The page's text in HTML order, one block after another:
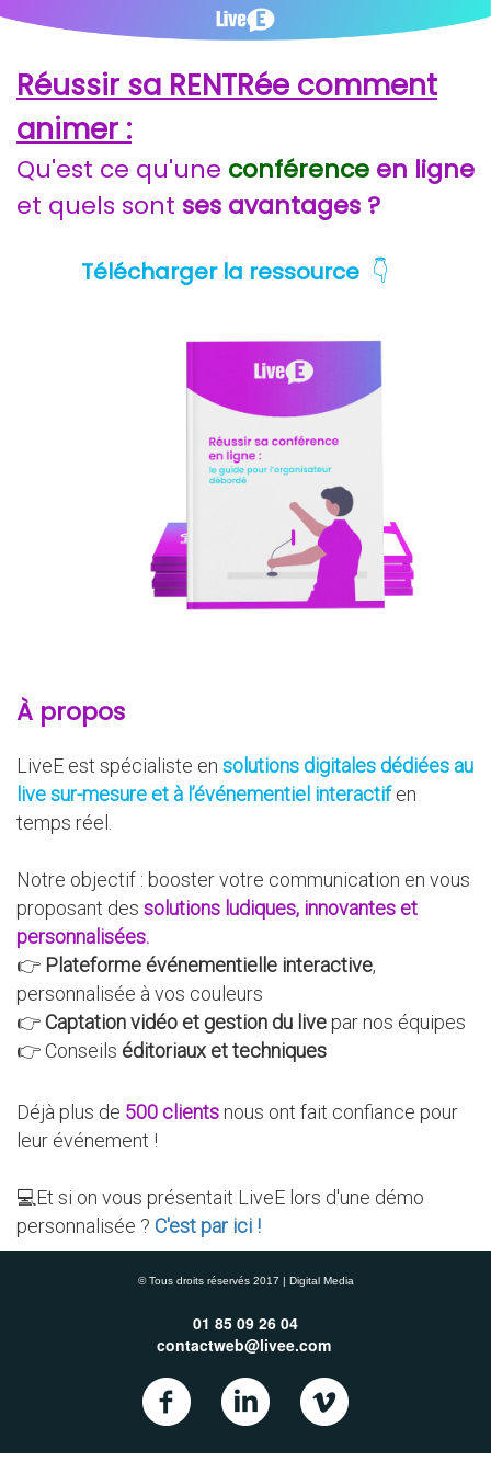
Réussir sa RENTRée comment
animer :
Qu'est ce qu'une conférence en ligne
et quels sont ses avantages ?
Télécharger la ressource 👇
À propos
LiveE est spécialiste en solutions digitales dédiées au
live sur-mesure et à l’événementiel interactifen
temps réel.
Notre objectif : booster votre communication en vous
proposant des solutions ludiques, innovantes et
personnalisées.
👉 Plateforme événementielle interactive,
personnalisée à vos couleurs
👉 Captation vidéo et gestion du live par nos équipes
👉 Conseils éditoriaux et techniques
Déjà plus de 500 clients nous ont fait confiance pour
leur événement !
💻Et si on vous présentait LiveE lors d'une démo
personnalisée ? C'est par ici !
© Tous droits réservés 2017 | Digital Media
01 85 09 26 04
contactweb@livee.com